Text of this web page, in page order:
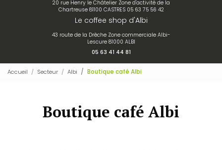
20 rue Henry le Châtelier Zone d'activité de la
Chartreuse 81100 CASTRES 05 63 75 56 42
Le coffee shop d'Albi
43 route de la Drêche Zone commerciale Albi-
Lescure 81000 ALBI
05 63 41 44 81
Accueil Secteur Albi Boutique café Albi
Boutique café Albi